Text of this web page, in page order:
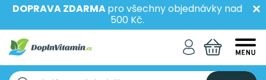
DOPRAVA ZDARMApro všechny objednávky nad
500 Kč.